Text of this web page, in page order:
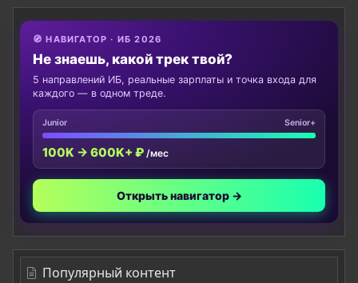
🧭 НАВИГАТОР · ИБ 2026
Не знаешь, какой трек твой?
5 направлений ИБ, реальные зарплаты и точка входа для
каждого — в одном треде.
Junior Senior+
100K → 600K+ ₽ /мес
Открыть навигатор →
Популярный контент